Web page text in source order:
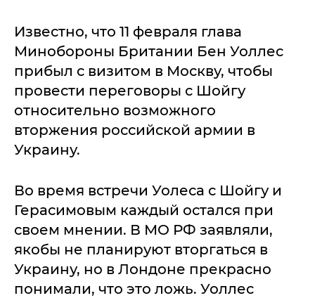
Известно, что 11 февраля глава
Минобороны Британии Бен Уоллес
прибыл с визитом в Москву, чтобы
провести переговоры с Шойгу
относительно возможного
вторжения российской армии в
Украину.
Во время встречи Уолеса с Шойгу и
Герасимовым каждый остался при
своем мнении. В МО РФ заявляли,
якобы не планируют вторгаться в
Украину, но в Лондоне прекрасно
понимали, что это ложь. Уоллес